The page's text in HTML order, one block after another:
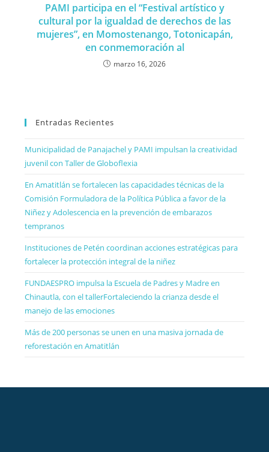
PAMI participa en el “Festival artístico y
cultural por la igualdad de derechos de las
mujeres”, en Momostenango, Totonicapán,
en conmemoración al
marzo 16, 2026
Entradas Recientes
Municipalidad de Panajachel y PAMI impulsan la creatividad
juvenil con Taller de Globoflexia
En Amatitlán se fortalecen las capacidades técnicas de la
Comisión Formuladora de la Política Pública a favor de la
Niñez y Adolescencia en la prevención de embarazos
tempranos
Instituciones de Petén coordinan acciones estratégicas para
fortalecer la protección integral de la niñez
FUNDAESPRO impulsa la Escuela de Padres y Madre en
Chinautla, con el tallerFortaleciendo la crianza desde el
manejo de las emociones
Más de 200 personas se unen en una masiva jornada de
reforestación en Amatitlán